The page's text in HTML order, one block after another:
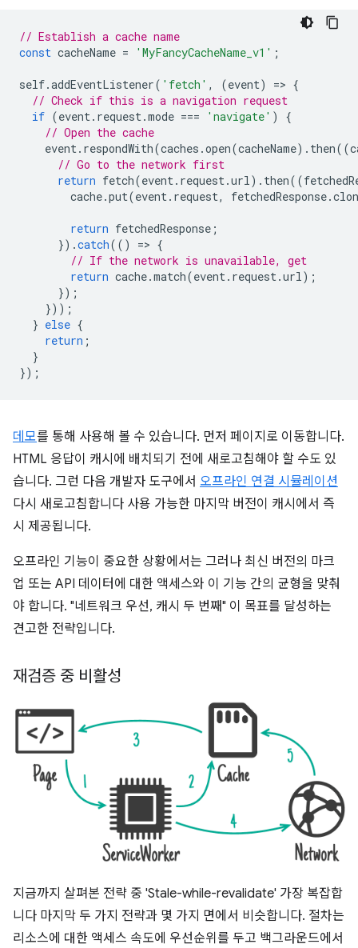
// Establish a cache name
const cacheName = 'MyFancyCacheName_v1' ;
self.addEventListener( 'fetch' , (event) => {
// Check if this is a navigation request
if (event. request.mode === 'navigate' )
{
// Open the cache
event. respondWith(caches .open(cacheName). then((
// Go to the network first
return fetch(event. request.url). then((
cache.put(event. request, fetchedResponse.
return fetchedResponse ;
}).catch(() => {
// If the network is unavailable, get
return cache.match(event. request.url);
});
}));
} else {
return ;
}
});
데모를 통해 사용해 볼 수 있습니다. 먼저 페이지로 이동합니다.
HTML 응답이 캐시에 배치되기 전에 새로고침해야 할 수도 있
습니다. 그런 다음 개발자 도구에서 오프라인 연결 시뮬레이션
다시 새로고침합니다 사용 가능한 마지막 버전이 캐시에서 즉
시 제공됩니다.
오프라인 기능이 중요한 상황에서는 그러나 최신 버전의 마크
업 또는 API 데이터에 대한 액세스와 이 기능 간의 균형을 맞춰
야 합니다. "네트워크 우선, 캐시 두 번째" 이 목표를 달성하는
견고한 전략입니다.
재검증 중 비활성
지금까지 살펴본 전략 중 'Stale-while-revalidate' 가장 복잡합
니다 마지막 두 가지 전략과 몇 가지 면에서 비슷합니다. 절차는
리소스에 대한 액세스 속도에 우선순위를 두고 백그라운드에서